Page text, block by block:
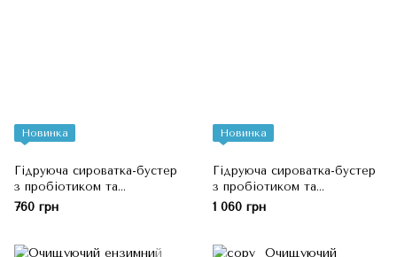
Новинка
Гідруюча сироватка-бустер
з пробіотиком та
гіалуроновою кислотою
760 грн
Новинка
Гідруюча сироватка-бустер
з пробіотиком та
гіалуроновою кислотою
1 060 грн